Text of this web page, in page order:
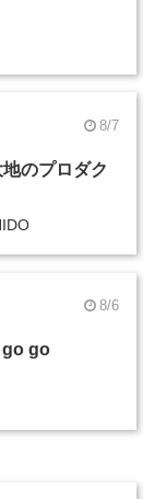
8/7
のプロダク
8/6
go go